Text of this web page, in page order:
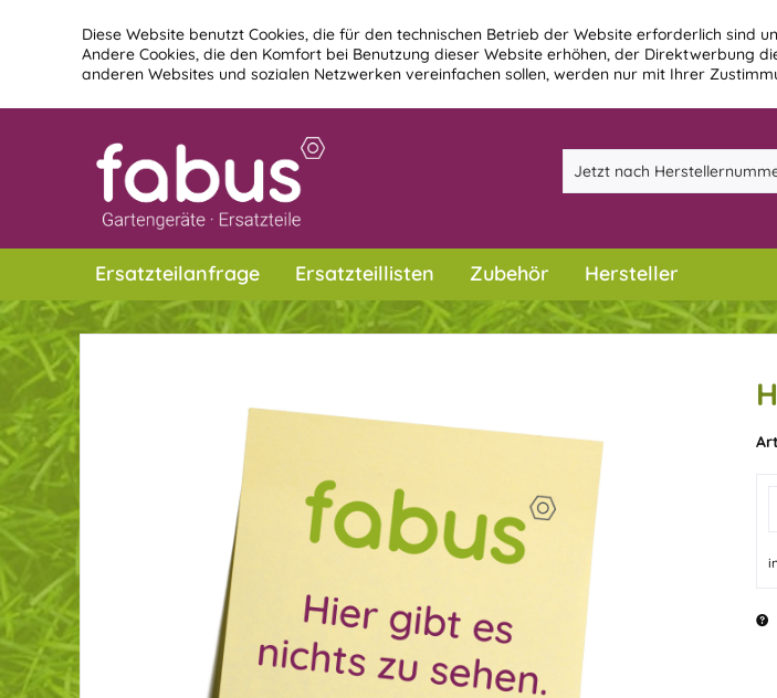
Diese Website benutzt Cookies, die für den technischen Betrieb der Website erforderlich sind
Andere Cookies, die den Komfort bei Benutzung dieser Website erhöhen, der Direktwerbung
anderen Websites und sozialen Netzwerken vereinfachen sollen, werden nur mit Ihrer
Ersatzteilanfrage Ersatzteillisten Zubehör Hersteller